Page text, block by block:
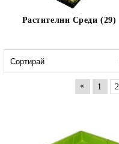
Растителни Среди (29)
« 1 2